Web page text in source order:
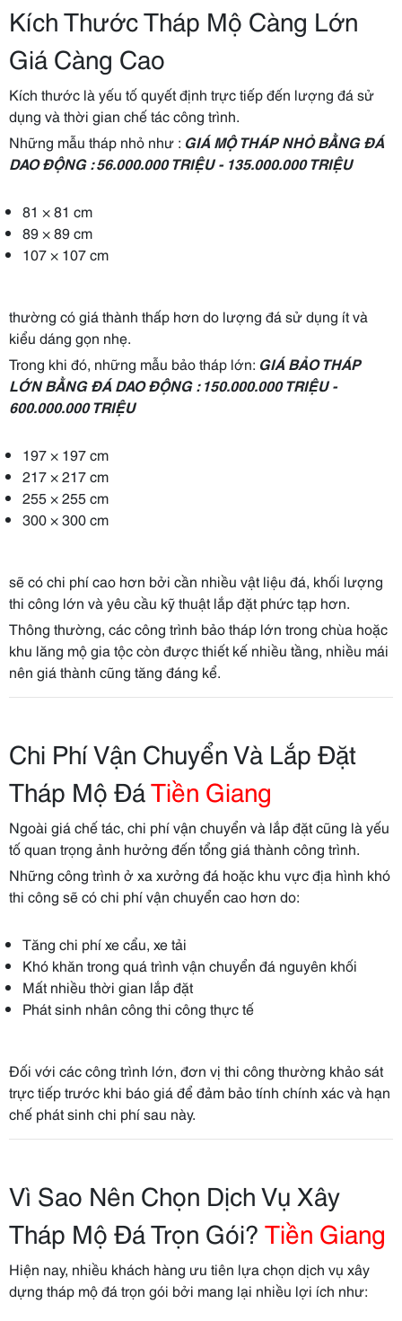
Kích Thước Tháp Mộ Càng Lớn
Giá Càng Cao
Kích thước là yếu tố quyết định trực tiếp đến lượng đá sử
dụng và thời gian chế tác công trình.
Những mẫu tháp nhỏ như : GIÁ MỘ THÁP NHỎ BẰNG ĐÁ
DAO ĐỘNG : 56.000.000 TRIỆU - 135.000.000 TRIỆU
81 × 81 cm
89 × 89 cm
107 × 107 cm
thường có giá thành thấp hơn do lượng đá sử dụng ít và
kiểu dáng gọn nhẹ.
Trong khi đó, những mẫu bảo tháp lớn: GIÁ BẢO THÁP
LỚN BẰNG ĐÁ DAO ĐỘNG : 150.000.000 TRIỆU -
600.000.000 TRIỆU
197 × 197 cm
217 × 217 cm
255 × 255 cm
300 × 300 cm
sẽ có chi phí cao hơn bởi cần nhiều vật liệu đá, khối lượng
thi công lớn và yêu cầu kỹ thuật lắp đặt phức tạp hơn.
Thông thường, các công trình bảo tháp lớn trong chùa hoặc
khu lăng mộ gia tộc còn được thiết kế nhiều tầng, nhiều mái
nên giá thành cũng tăng đáng kể.
Chi Phí Vận Chuyển Và Lắp Đặt
Tháp Mộ ĐáTiền Giang
Ngoài giá chế tác, chi phí vận chuyển và lắp đặt cũng là yếu
tố quan trọng ảnh hưởng đến tổng giá thành công trình.
Những công trình ở xa xưởng đá hoặc khu vực địa hình khó
thi công sẽ có chi phí vận chuyển cao hơn do:
Tăng chi phí xe cẩu, xe tải
Khó khăn trong quá trình vận chuyển đá nguyên khối
Mất nhiều thời gian lắp đặt
Phát sinh nhân công thi công thực tế
Đối với các công trình lớn, đơn vị thi công thường khảo sát
trực tiếp trước khi báo giá để đảm bảo tính chính xác và hạn
chế phát sinh chi phí sau này.
Vì Sao Nên Chọn Dịch Vụ Xây
Tháp Mộ Đá Trọn Gói? Tiền Giang
Hiện nay, nhiều khách hàng ưu tiên lựa chọn dịch vụ xây
dựng tháp mộ đá trọn gói bởi mang lại nhiều lợi ích như: